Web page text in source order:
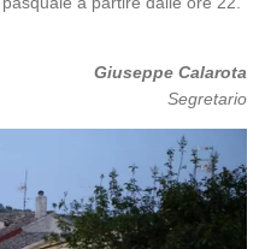
Giuseppe Calarota
Segretario